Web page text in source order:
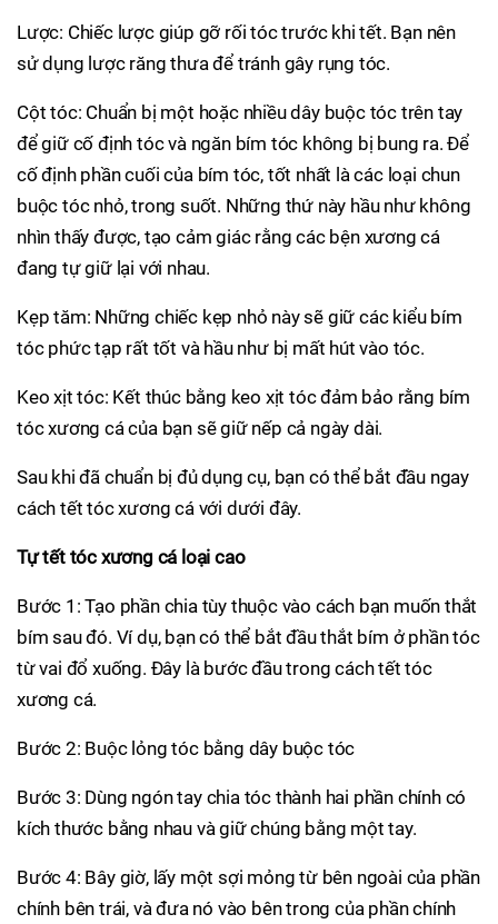
Lược: Chiếc lược giúp gỡ rối tóc trước khi tết. Bạn nên
sử dụng lược răng thưa để tránh gây rụng tóc.
Cột tóc: Chuẩn bị một hoặc nhiều dây buộc tóc trên tay
để giữ cố định tóc và ngăn bím tóc không bị bung ra. Để
cố định phần cuối của bím tóc, tốt nhất là các loại chun
buộc tóc nhỏ, trong suốt. Những thứ này hầu như không
nhìn thấy được, tạo cảm giác rằng các bện xương cá
đang tự giữ lại với nhau.
Kẹp tăm: Những chiếc kẹp nhỏ này sẽ giữ các kiểu bím
tóc phức tạp rất tốt và hầu như bị mất hút vào tóc.
Keo xịt tóc: Kết thúc bằng keo xịt tóc đảm bảo rằng bím
tóc xương cá của bạn sẽ giữ nếp cả ngày dài.
Sau khi đã chuẩn bị đủ dụng cụ, bạn có thể bắt đầu ngay
cách tết tóc xương cá với dưới đây.
Tự tết tóc xương cá loại cao
Bước 1: Tạo phần chia tùy thuộc vào cách bạn muốn thắt
bím sau đó. Ví dụ, bạn có thể bắt đầu thắt bím ở phần tóc
từ vai đổ xuống. Đây là bước đầu trong cách tết tóc
xương cá.
Bước 2: Buộc lỏng tóc bằng dây buộc tóc
Bước 3: Dùng ngón tay chia tóc thành hai phần chính có
kích thước bằng nhau và giữ chúng bằng một tay.
Bước 4: Bây giờ, lấy một sợi mỏng từ bên ngoài của phần
chính bên trái, và đưa nó vào bên trong của phần chính